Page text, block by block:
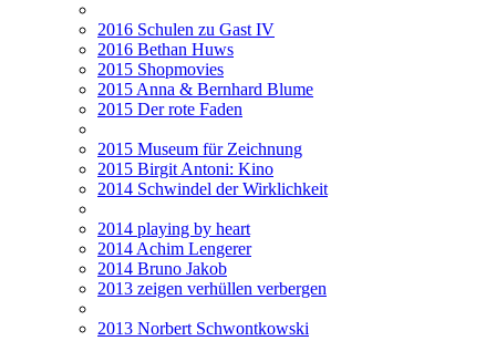
2016 Schulen zu Gast IV
2016 Bethan Huws
2015 Shopmovies
2015 Anna & Bernhard Blume
2015 Der rote Faden
2015 Museum für Zeichnung
2015 Birgit Antoni: Kino
2014 Schwindel der Wirklichkeit
2014 playing by heart
2014 Achim Lengerer
2014 Bruno Jakob
2013 zeigen verhüllen verbergen
2013 Norbert Schwontkowski